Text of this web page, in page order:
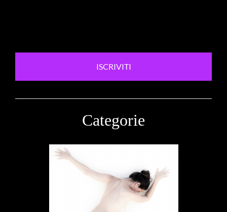
ISCRIVITI
Categorie